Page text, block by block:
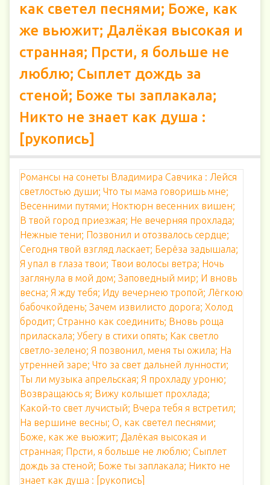
как светел песнями; Боже, как
же вьюжит; Далёкая высокая и
странная; Прсти, я больше не
люблю; Сыплет дождь за
стеной; Боже ты заплакала;
Никто не знает как душа :
[рукопись]
Романсы на сонеты Владимира Савчика : Лейся
светлостью души; Что ты мама говоришь мне;
Весенними путями; Ноктюрн весенних вишен;
В твой город приезжая; Не вечерняя прохлада;
Нежные тени; Позвонил и отозвалось сердце;
Сегодня твой взгляд ласкает; Берёза задышала;
Я упал в глаза твои; Твои волосы ветра; Ночь
заглянула в мой дом; Заповедный мир; И вновь
весна; Я жду тебя; Иду вечернею тропой; Лёгкою
бабочкойдень; Зачем извилисто дорога; Холод
бродит; Странно как соединить; Вновь роща
приласкала; Убегу в стихи опять; Как светло
светло-зелено; Я позвонил, меня ты ожила; На
утренней заре; Что за свет дальней лунности;
Ты ли музыка апрельская; Я прохладу уроню;
Возвращаюсь я; Вижу колышет прохлада;
Какой-то свет лучистый; Вчера тебя я встретил;
На вершине весны; О, как светел песнями;
Боже, как же вьюжит; Далёкая высокая и
странная; Прсти, я больше не люблю; Сыплет
дождь за стеной; Боже ты заплакала; Никто не
знает как душа : [рукопись]